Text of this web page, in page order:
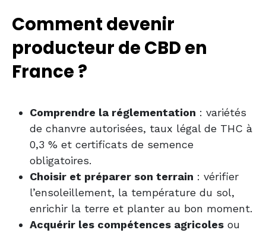
Comment devenir
producteur de CBD en
France ?
Comprendre la réglementation : variétés
de chanvre autorisées, taux légal de THC à
0,3 % et certificats de semence
obligatoires.
Choisir et préparer son terrain : vérifier
l’ensoleillement, la température du sol,
enrichir la terre et planter au bon moment.
Acquérir les compétences agricoles ou